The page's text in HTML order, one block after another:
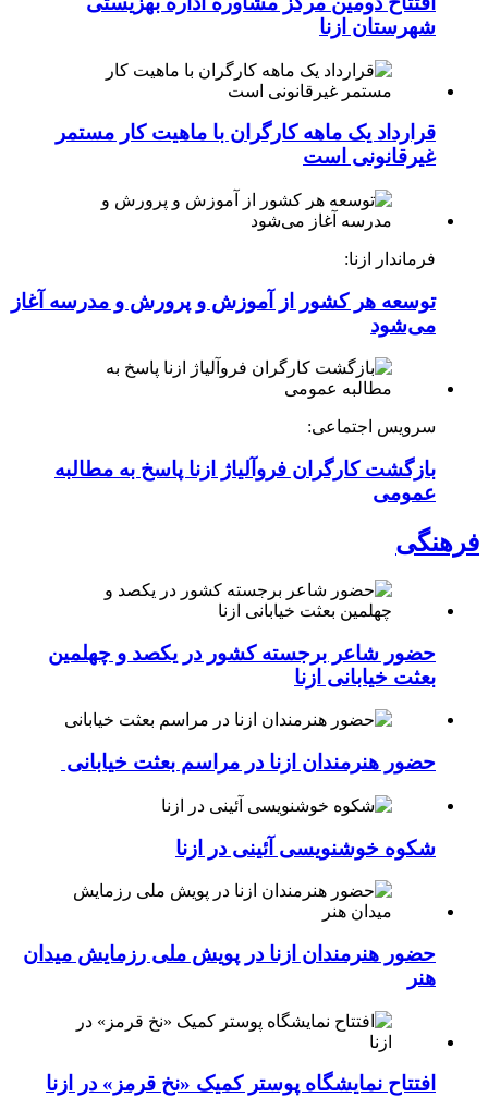
شهرستان ازنا
قرارداد یک ماهه کارگران با ماهیت کار مستمر
غیرقانونی است
فرماندار ازنا:
توسعه هر کشور از آموزش و پرورش و مدرسه آغاز
می‌شود
سرویس اجتماعی:
بازگشت کارگران فروآلیاژ ازنا پاسخ به مطالبه
عمومی
فرهنگی
حضور شاعر برجسته کشور در یکصد و چهلمین
بعثت خیابانی ازنا
حضور هنرمندان ازنا در مراسم بعثت خیابانی
شکوه خوشنویسی آئینی در ازنا
حضور هنرمندان ازنا در پویش ملی رزمایش میدان
هنر
افتتاح نمایشگاه پوستر کمیک «نخ قرمز» در ازنا